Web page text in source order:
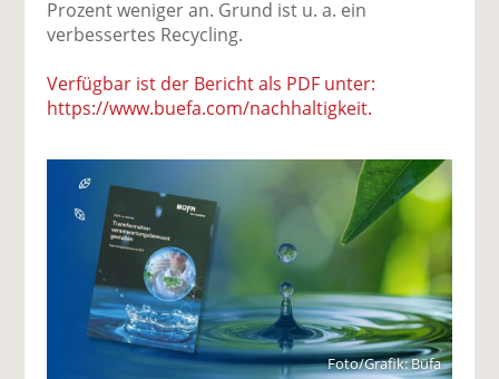
Prozent weniger an. Grund ist u. a. ein
verbessertes Recycling.
Verfügbar ist der Bericht als PDF unter:
https://www.buefa.com/nachhaltigkeit.
Foto/Grafik: Büfa